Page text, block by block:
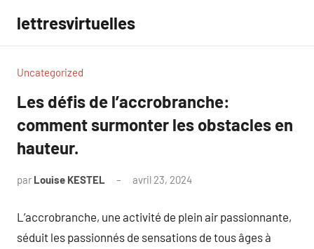
contenu
lettresvirtuelles
Uncategorized
Les défis de l’accrobranche:
comment surmonter les obstacles en
hauteur.
par Louise KESTEL avril 23, 2024
L’accrobranche, une activité de plein air passionnante,
séduit les passionnés de sensations de tous âges à